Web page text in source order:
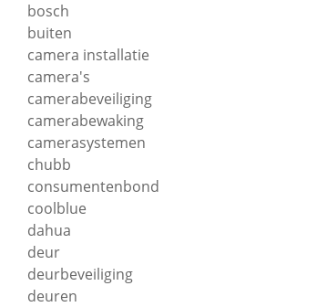
bosch
buiten
camera installatie
camera's
camerabeveiliging
camerabewaking
camerasystemen
chubb
consumentenbond
coolblue
dahua
deur
deurbeveiliging
deuren